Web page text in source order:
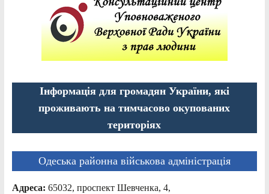
Інформація для громадян України, які
проживають на тимчасово окупованих
територіях
Одеська районна військова адміністрація
Адреса: 65032, проспект Шевченка, 4,